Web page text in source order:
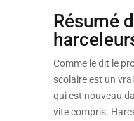
Résumé
Comme le dit le
scolaire est un
qui est nouveau
vite compris.